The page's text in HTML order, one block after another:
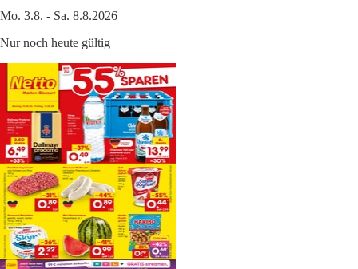
Mo. 3.8. - Sa. 8.8.2026
Nur noch heute gültig